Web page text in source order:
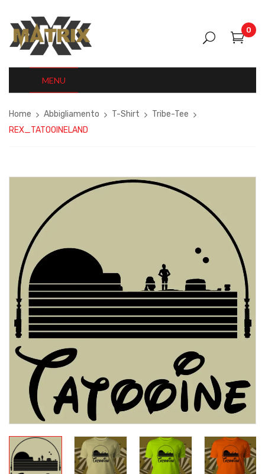
0
MENU
Home Abbigliamento T-Shirt
Tribe-Tee
REX_TATOOINELAND